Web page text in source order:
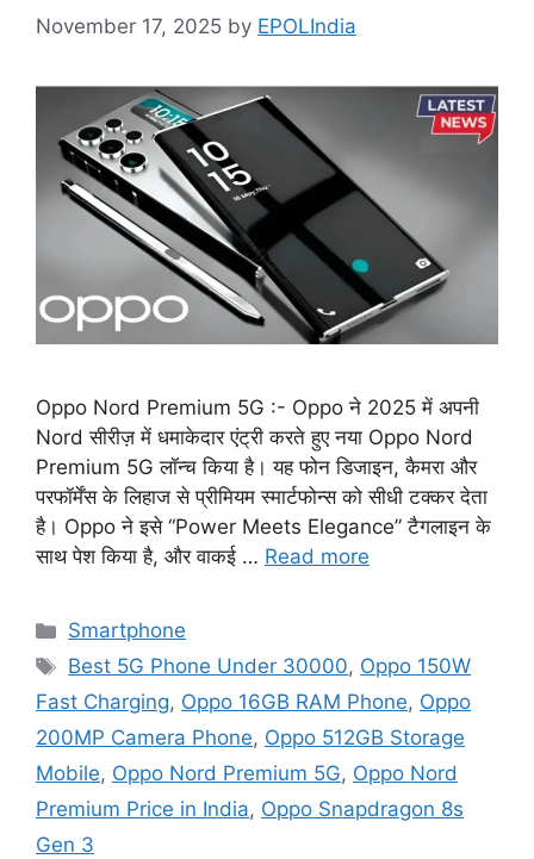
November 17, 2025 by EPOLIndia
Oppo Nord Premium 5G :- Oppo ने 2025 में अपनी
Nord सीरीज़ में धमाकेदार एंट्री करते हुए नया Oppo Nord
Premium 5G लॉन्च किया है। यह फोन डिजाइन, कैमरा और
परफॉर्मेंस के लिहाज से प्रीमियम स्मार्टफोन्स को सीधी टक्कर देता
है। Oppo ने इसे “Power Meets Elegance” टैगलाइन के
साथ पेश किया है, और वाकई … Read more
Categories
Smartphone
Tags
Best 5G Phone Under 30000, Oppo 150W
Fast Charging, Oppo 16GB RAM Phone, Oppo
200MP Camera Phone, Oppo 512GB Storage
Mobile, Oppo Nord Premium 5G, Oppo Nord
Premium Price in India, Oppo Snapdragon 8s
Gen 3